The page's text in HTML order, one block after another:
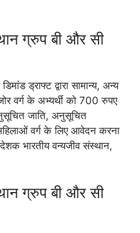
ग्रुप बी और सी
ड्राफ्ट द्वारा सामान्य, अन्य
वर्ग के अभ्यर्थी को 700 रुपए
जाति, अनुसूचित
वर्ग के लिए आवेदन करना
भारतीय वन्यजीव संस्थान,
ग्रुप बी और सी